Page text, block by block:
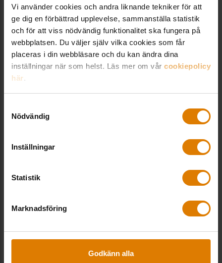
Vi använder cookies och andra liknande tekniker för att
ge dig en förbättrad upplevelse, sammanställa statistik
och för att viss nödvändig funktionalitet ska fungera på
webbplatsen. Du väljer själv vilka cookies som får
placeras i din webbläsare och du kan ändra dina
inställningar när som helst. Läs mer om vår cookiepolicy
här.
Nödvändig
Inställningar
Statistik
Marknadsföring
Godkänn alla